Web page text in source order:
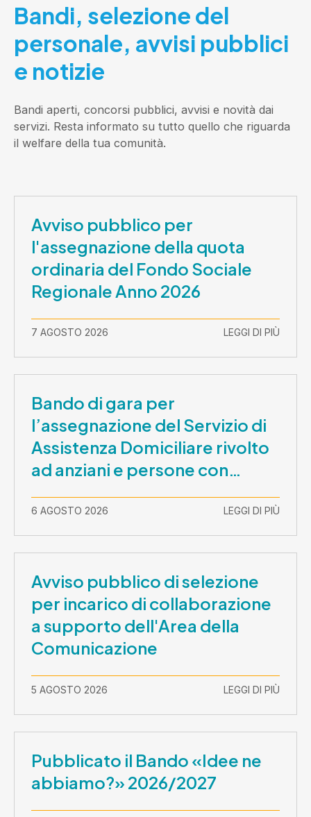
Bandi, selezione del
personale, avvisi pubblici
e notizie
Bandi aperti, concorsi pubblici, avvisi e novità dai
servizi. Resta informato su tutto quello che riguarda
il welfare della tua comunità.
Avviso pubblico per
l'assegnazione della quota
ordinaria del Fondo Sociale
Regionale Anno 2026
7 AGOSTO 2026 LEGGI DI PIÙ
Bando di gara per
l’assegnazione del Servizio di
Assistenza Domiciliare rivolto
ad anziani e persone con
2026-30 settembre 2029
6 AGOSTO 2026 LEGGI DI PIÙ
Avviso pubblico di selezione
per incarico di collaborazione
a supporto dell'Area della
Comunicazione
5 AGOSTO 2026 LEGGI DI PIÙ
Pubblicato il Bando «Idee ne
abbiamo?» 2026/2027